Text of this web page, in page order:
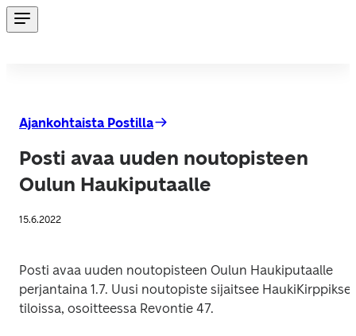
Ajankohtaista Postilla
Posti avaa uuden noutopisteen
Oulun Haukiputaalle
15.6.2022
Posti avaa uuden noutopisteen Oulun Haukiputaalle
perjantaina 1.7. Uusi noutopiste sijaitsee
tiloissa, osoitteessa Revontie 47.